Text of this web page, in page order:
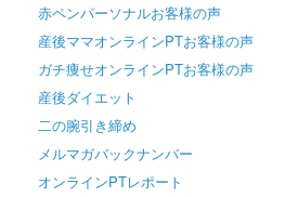
赤ペンパーソナルお客様の声
産後ママオンラインPTお客様の声
ガチ痩せオンラインPTお客様の声
産後ダイエット
二の腕引き締め
メルマガバックナンバー
オンラインPTレポート